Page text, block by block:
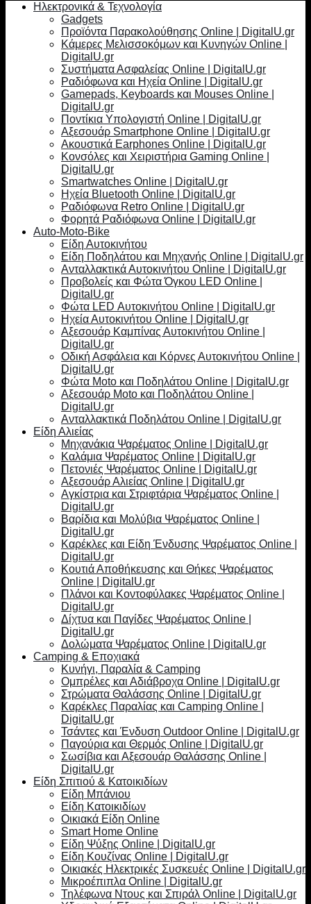
Ηλεκτρονικά & Τεχνολογία
Gadgets
Προϊόντα Παρακολούθησης Online | DigitalU.gr
Κάμερες Μελισσοκόμων και Κυνηγών Online |
DigitalU.gr
Συστήματα Ασφαλείας Online | DigitalU.gr
Ραδιόφωνα και Ηχεία Online | DigitalU.gr
Gamepads, Keyboards και Mouses Online |
DigitalU.gr
Ποντίκια Υπολογιστή Online | DigitalU.gr
Αξεσουάρ Smartphone Online | DigitalU.gr
Ακουστικά Earphones Online | DigitalU.gr
Κονσόλες και Χειριστήρια Gaming Online |
DigitalU.gr
Smartwatches Online | DigitalU.gr
Ηχεία Bluetooth Online | DigitalU.gr
Ραδιόφωνα Retro Online | DigitalU.gr
Φορητά Ραδιόφωνα Online | DigitalU.gr
Auto-Moto-Bike
Είδη Αυτοκινήτου
Είδη Ποδηλάτου και Μηχανής Online | DigitalU.gr
Ανταλλακτικά Αυτοκινήτου Online | DigitalU.gr
Προβολείς και Φώτα Όγκου LED Online |
DigitalU.gr
Φώτα LED Αυτοκινήτου Online | DigitalU.gr
Ηχεία Αυτοκινήτου Online | DigitalU.gr
Αξεσουάρ Καμπίνας Αυτοκινήτου Online |
DigitalU.gr
Οδική Ασφάλεια και Κόρνες Αυτοκινήτου Online |
DigitalU.gr
Φώτα Moto και Ποδηλάτου Online | DigitalU.gr
Αξεσουάρ Moto και Ποδηλάτου Online |
DigitalU.gr
Ανταλλακτικά Ποδηλάτου Online | DigitalU.gr
Είδη Αλιείας
Μηχανάκια Ψαρέματος Online | DigitalU.gr
Καλάμια Ψαρέματος Online | DigitalU.gr
Πετονιές Ψαρέματος Online | DigitalU.gr
Αξεσουάρ Αλιείας Online | DigitalU.gr
Αγκίστρια και Στριφτάρια Ψαρέματος Online |
DigitalU.gr
Βαρίδια και Μολύβια Ψαρέματος Online |
DigitalU.gr
Καρέκλες και Είδη Ένδυσης Ψαρέματος Online |
DigitalU.gr
Κουτιά Αποθήκευσης και Θήκες Ψαρέματος
Online | DigitalU.gr
Πλάνοι και Κοντοφύλακες Ψαρέματος Online |
DigitalU.gr
Δίχτυα και Παγίδες Ψαρέματος Online |
DigitalU.gr
Δολώματα Ψαρέματος Online | DigitalU.gr
Camping & Εποχιακά
Κυνήγι, Παραλία & Camping
Ομπρέλες και Αδιάβροχα Online | DigitalU.gr
Στρώματα Θαλάσσης Online | DigitalU.gr
Καρέκλες Παραλίας και Camping Online |
DigitalU.gr
Τσάντες και Ένδυση Outdoor Online | DigitalU.gr
Παγούρια και Θερμός Online | DigitalU.gr
Σωσίβια και Αξεσουάρ Θαλάσσης Online |
DigitalU.gr
Είδη Σπιτιού & Κατοικιδίων
Είδη Μπάνιου
Είδη Κατοικιδίων
Οικιακά Είδη Online
Smart Home Online
Είδη Ψύξης Online | DigitalU.gr
Είδη Κουζίνας Online | DigitalU.gr
Οικιακές Ηλεκτρικές Συσκευές Online | DigitalU.gr
Μικροέπιπλα Online | DigitalU.gr
Τηλέφωνα Ντους και Σπιράλ Online | DigitalU.gr